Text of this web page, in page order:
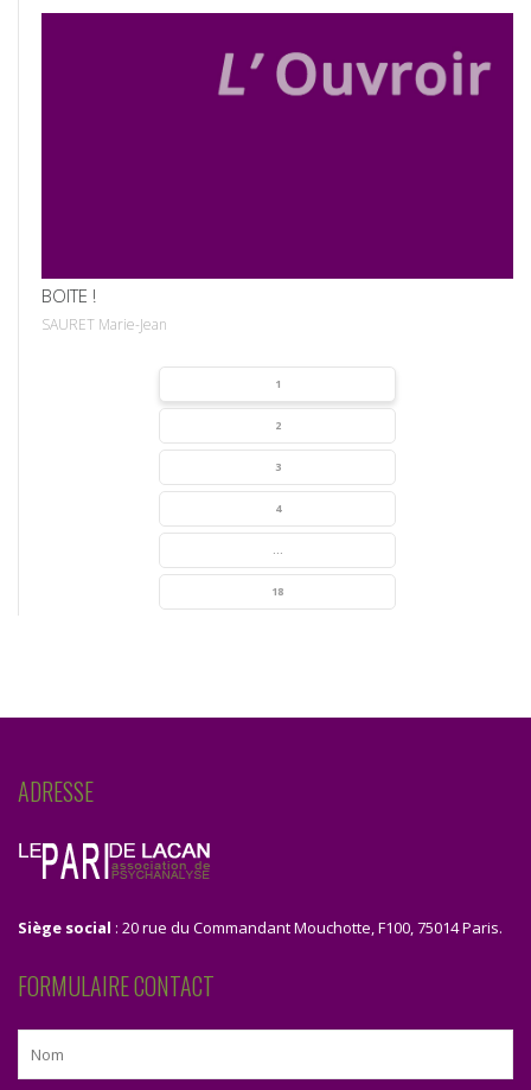
BOITE !
SAURET Marie-Jean
1
2
3
4
...
18
ADRESSE
Siège social : 20 rue du Commandant Mouchotte, F100, 75014 Paris.
FORMULAIRE CONTACT